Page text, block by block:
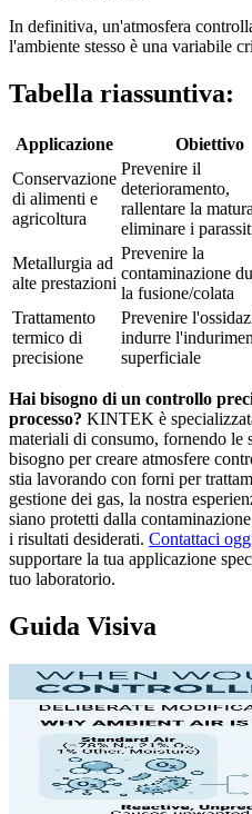
In definitiva, un'atmosfera
l'ambiente stesso è una variabile
Tabella riassuntiva:
Applicazione Obiettivo
Conservazione
di alimenti e
agricoltura
Prevenire il
deterioramento,
rallentare la
eliminare i
Metallurgia ad
alte prestazioni
Prevenire la
contaminazione
la fusione/colata
Trattamento
termico di
precisione
Prevenire
indurre
superficiale
Hai bisogno di un controllo
processo? KINTEK è
materiali di consumo, fornendo
bisogno per creare atmosfere
stia lavorando con forni per
gestione dei gas, la nostra
siano protetti dalla
i risultati desiderati. Contattaci
supportare la tua applicazione
tuo laboratorio.
Guida Visiva